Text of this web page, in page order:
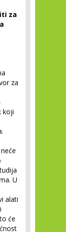
za
za
koji
U
alati
će